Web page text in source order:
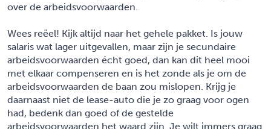
over de arbeidsvoorwaarden.
Wees reëel! Kijk altijd naar het gehele pakket. Is jouw
salaris wat lager uitgevallen, maar zijn je secundaire
arbeidsvoorwaarden écht goed, dan kan dit heel mooi
met elkaar compenseren en is het zonde als je om de
arbeidsvoorwaarden de baan zou mislopen. Krijg je
daarnaast niet de lease-auto die je zo graag voor ogen
had, bedenk dan goed of de gestelde
arbeidsvoorwaarden het waard zijn. Je wilt immers graag